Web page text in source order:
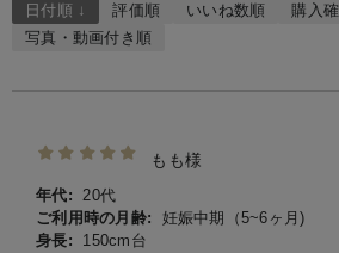
日付順 ↓ 評価順 いいね数順
購入
写真・動画付き順
もも様
年代: 20代
ご利用時の月齢:
妊娠中期（5~6ヶ月)
身長:
150cm台